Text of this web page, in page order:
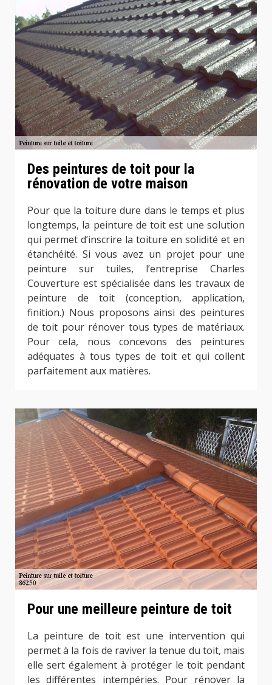
Des peintures de toit pour la
rénovation de votre maison
Pour que la toiture dure dans le temps et plus
longtemps, la peinture de toit est une solution
qui permet d’inscrire la toiture en solidité et en
étanchéité. Si vous avez un projet pour une
peinture sur tuiles, l’entreprise Charles
Couverture est spécialisée dans les travaux de
peinture de toit (conception, application,
finition.) Nous proposons ainsi des peintures
de toit pour rénover tous types de matériaux.
Pour cela, nous concevons des peintures
adéquates à tous types de toit et qui collent
parfaitement aux matières.
Pour une meilleure peinture de toit
La peinture de toit est une intervention qui
permet à la fois de raviver la tenue du toit, mais
elle sert également à protéger le toit pendant
les différentes intempéries. Pour rénover la